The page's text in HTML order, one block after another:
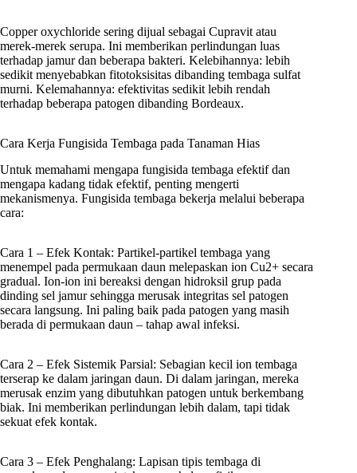
Copper oxychloride sering dijual sebagai Cupravit atau
merek-merek serupa. Ini memberikan perlindungan luas
terhadap jamur dan beberapa bakteri. Kelebihannya: lebih
sedikit menyebabkan fitotoksisitas dibanding tembaga sulfat
murni. Kelemahannya: efektivitas sedikit lebih rendah
terhadap beberapa patogen dibanding Bordeaux.
Cara Kerja Fungisida Tembaga pada Tanaman Hias
Untuk memahami mengapa fungisida tembaga efektif dan
mengapa kadang tidak efektif, penting mengerti
mekanismenya. Fungisida tembaga bekerja melalui beberapa
cara:
Cara 1 – Efek Kontak: Partikel-partikel tembaga yang
menempel pada permukaan daun melepaskan ion Cu2+ secara
gradual. Ion-ion ini bereaksi dengan hidroksil grup pada
dinding sel jamur sehingga merusak integritas sel patogen
secara langsung. Ini paling baik pada patogen yang masih
berada di permukaan daun – tahap awal infeksi.
Cara 2 – Efek Sistemik Parsial: Sebagian kecil ion tembaga
terserap ke dalam jaringan daun. Di dalam jaringan, mereka
merusak enzim yang dibutuhkan patogen untuk berkembang
biak. Ini memberikan perlindungan lebih dalam, tapi tidak
sekuat efek kontak.
Cara 3 – Efek Penghalang: Lapisan tipis tembaga di